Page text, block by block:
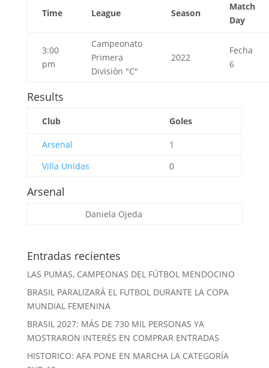
Time League Season
Match
Day
3:00
pm
Campeonato
Primera
División "C"
2022
Fecha
6
Results
Club Goles
Arsenal
1
Villa Unidas
0
Arsenal
Daniela Ojeda
Entradas recientes
LAS PUMAS, CAMPEONAS DEL FÚTBOL MENDOCINO
BRASIL PARALIZARÁ EL FUTBOL DURANTE LA COPA
MUNDIAL FEMENINA
BRASIL 2027: MÁS DE 730 MIL PERSONAS YA
MOSTRARON INTERÉS EN COMPRAR ENTRADAS
HISTORICO: AFA PONE EN MARCHA LA CATEGORÍA